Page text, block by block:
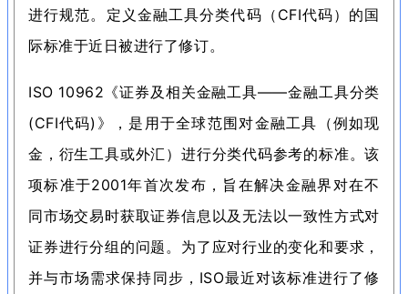
进行规范。 定义金融工具分类代码（CFI代码）的国
际标准于近日被进行了修订。
ISO 10962《证券及相关金融工具——金融工具分类
(CFI代码)》，是用于全球范围对金融工具（例如现
金，衍生工具或外汇）进行分类代码参考的标准。该
项标准于2001年首次发布，旨在解决金融界对在不
同市场交易时获取证券信息以及无法以一致性方式对
证券进行分组的问题。 为了应对行业的变化和要求，
并与市场需求保持同步，ISO最近对该标准进行了修